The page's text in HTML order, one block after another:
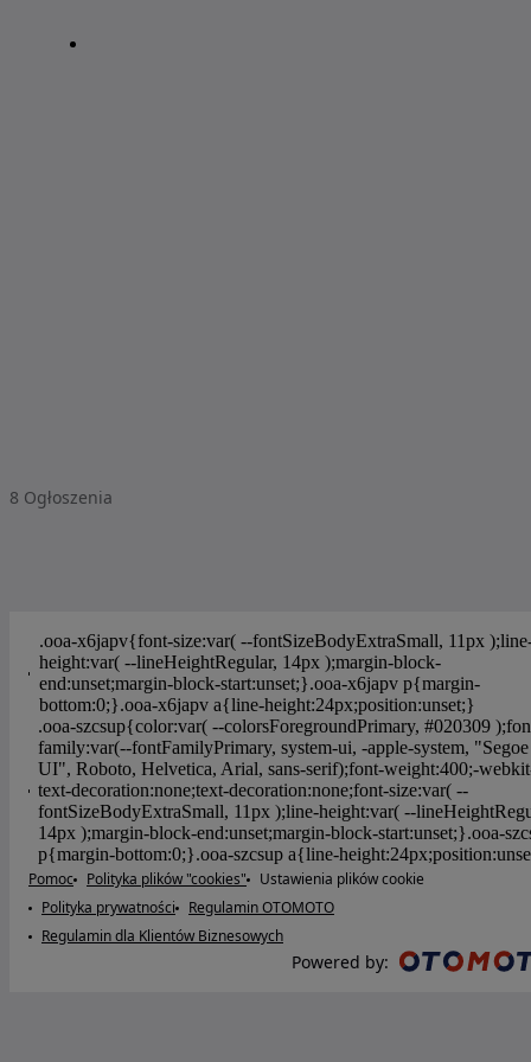
8 Ogłoszenia
Pomoc Polityka plików "cookies"
Ustawienia plików cookie
Polityka prywatności
Regulamin OTOMOTO
Regulamin dla Klientów Biznesowych
Powered by: